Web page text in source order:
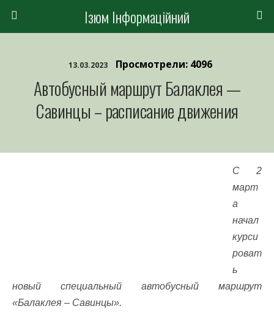
Ізюм Інформаційний
13.03.2023 Просмотрели: 4096
Автобусный маршрут Балаклея —
Савинцы – расписание движения
С 2
март
а
начал
курси
роват
ь
новый специальный автобусный маршрут
«Балаклея – Савинцы».